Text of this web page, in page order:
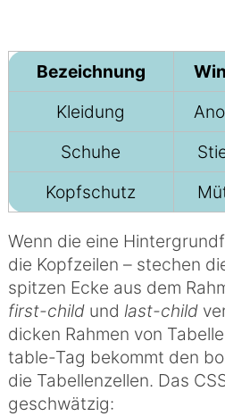
Bezeichnung
Kleidung
Schuhe
Kopfschutz
Wenn die eine
die Kopfzeilen – stechen
spitzen Ecke aus dem
first-childund last-child
dicken Rahmen von
table-Tag bekommt den
die Tabellenzellen. Das
geschwätzig: